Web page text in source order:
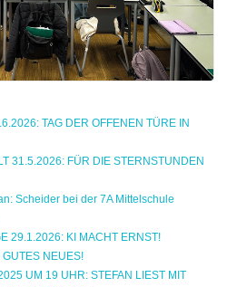
TAG DER OFFENEN TÜRE IN
31.5.2026: FÜR DIE STERNSTUNDEN
Scheider bei der 7A Mittelschule
29.1.2026: KI MACHT ERNST!
GUTES NEUES!
UM 19 UHR: STEFAN LIEST MIT